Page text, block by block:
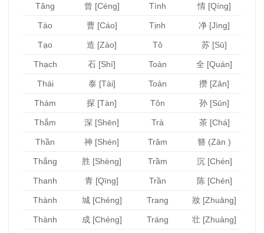
Tăng 曾 [Céng] Tình 情 [Qíng]
Tào 曹 [Cáo] Tịnh 净 [Jìng]
Tạo 造 [Zào] Tô 苏 [Sū]
Thạch 石 [Shí] Toàn 全 [Quán]
Thái 泰 [Tài] Toản 攒 [Zǎn]
Thám 探 [Tàn] Tôn 孙 [Sūn]
Thắm 深 [Shēn] Trà 茶 [Chá]
Thần 神 [Shén] Trâm 簪 (Zān )
Thắng 胜 [Shèng] Trầm 沉 [Chén]
Thanh 青 [Qīng] Trần 陈 [Chén]
Thành 城 [Chéng] Trang 妝 [Zhuāng]
Thành 成 [Chéng] Tráng 壮 [Zhuàng]